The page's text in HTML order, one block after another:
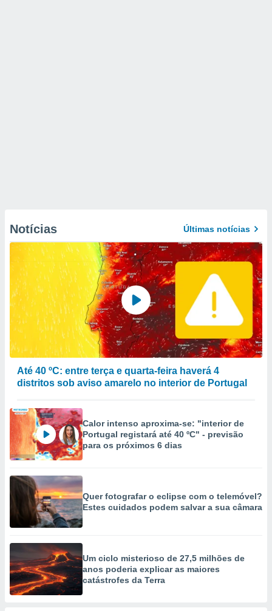
Notícias Últimas notícias
Até 40 ºC: entre terça e quarta-feira haverá 4
distritos sob aviso amarelo no interior de Portugal
Calor intenso aproxima-se: "interior de
Portugal registará até 40 ºC" - previsão
para os próximos 6 dias
Quer fotografar o eclipse com o telemóvel?
Estes cuidados podem salvar a sua câmara
Um ciclo misterioso de 27,5 milhões de
anos poderia explicar as maiores
catástrofes da Terra